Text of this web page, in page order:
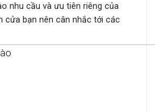
nhu cầu và ưu tiên riêng của
cửa bạn nên cân nhắc tới các